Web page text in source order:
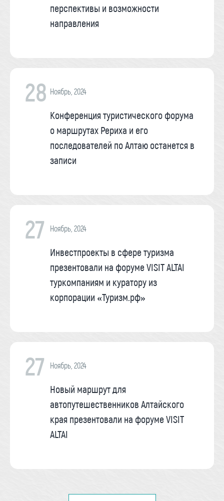
перспективы и возможности
направления
28 Ноябрь, 2024
Конференция туристического форума
о маршрутах Рериха и его
последователей по Алтаю останется в
записи
27 Ноябрь, 2024
Инвестпроекты в сфере туризма
презентовали на форуме VISIT ALTAI
туркомпаниям и куратору из
корпорации «Туризм.рф»
27 Ноябрь, 2024
Новый маршрут для
автопутешественников Алтайского
края презентовали на форуме VISIT
ALTAI